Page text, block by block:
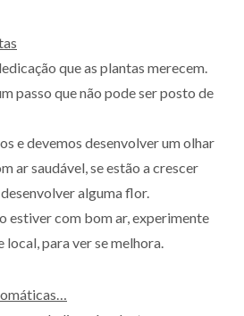
que as plantas merecem.
passo que não pode ser posto de
e devemos desenvolver um olhar
ar saudável, se estão a crescer
alguma flor.
estiver com bom ar, experimente
para ver se melhora.